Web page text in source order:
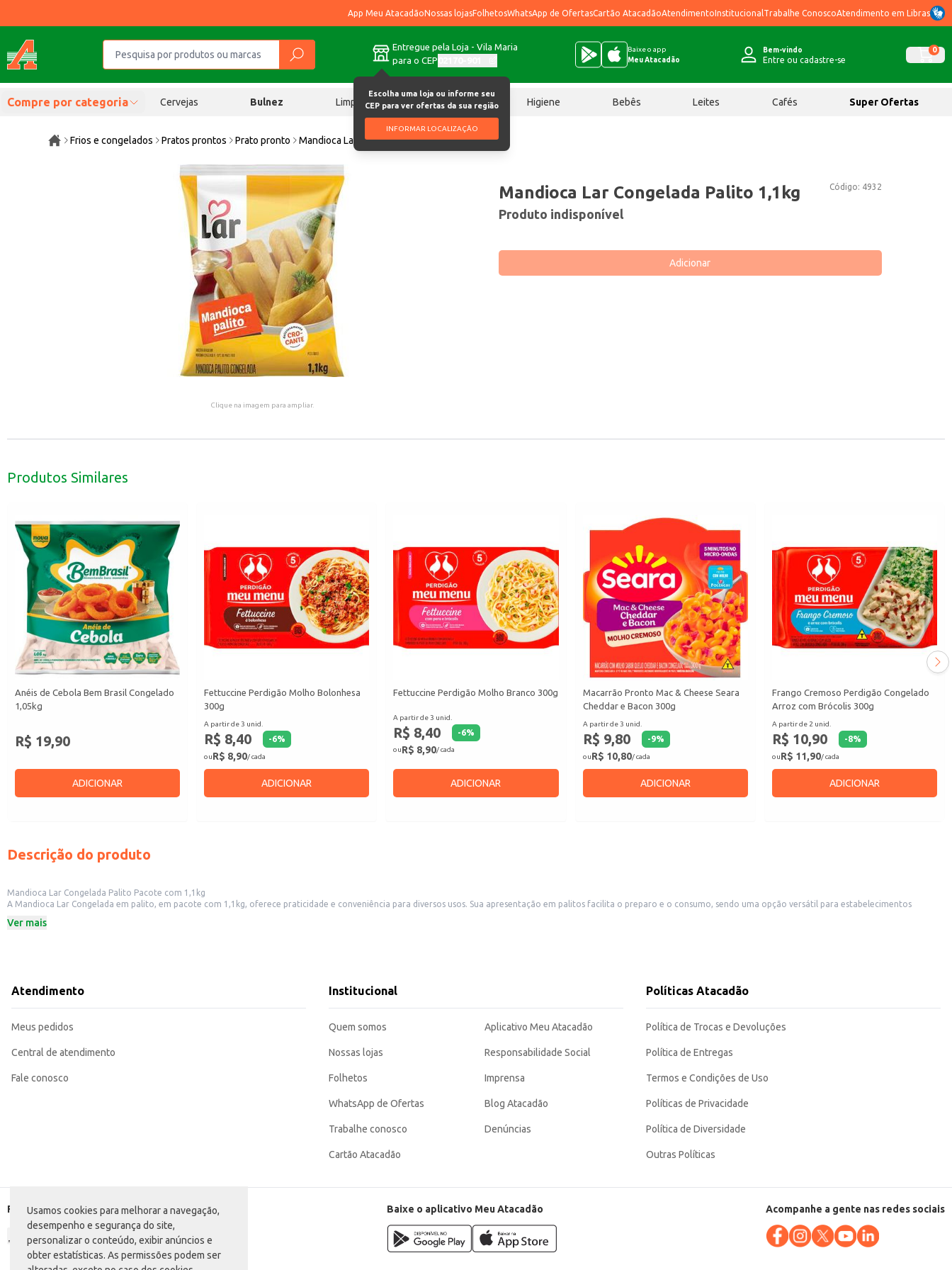
Usamos cookies para melhorar a navegação,
desempenho e segurança do site,
personalizar o conteúdo, exibir anúncios e
obter estatísticas. As permissões podem ser
App Meu AtacadãoNossas lojasFolhetosWhatsApp de OfertasCartão AtacadãoAtendimentoInstitucional Trabalhe ConoscoAtendimento em Libras
Entregue pela Loja - Vila Maria
para o CEP
Escolha uma loja ou informe seu
CEP para ver ofertas da sua região
INFORMAR LOCALIZAÇÃO
Baixe o app
Meu Atacadão
Bem-vindo
Entre ou cadastre-se
0
Compre por categoria Cervejas Bulnez Limpeza Chocolates Higiene Bebês Leites Cafés Super Ofertas
Frios e congelados Pratos prontos Prato pronto Mandioca Lar Congelada Palito 1,1kg
Clique na imagem para ampliar.
Código: 4932
Mandioca Lar Congelada Palito 1,1kg
Produto indisponível
Adicionar
Produtos Similares
Anéis de Cebola Bem Brasil Congelado
1,05kg
R$ 19,90
ADICIONAR
Fettuccine Perdigão Molho Bolonhesa
300g
A partir de 3 unid.
R$ 8,40 -6%
ouR$ 8,90/ cada
ADICIONAR
Fettuccine Perdigão Molho Branco 300g
A partir de 3 unid.
R$ 8,40 -6%
ouR$ 8,90/ cada
ADICIONAR
Macarrão Pronto Mac & Cheese Seara
Cheddar e Bacon 300g
A partir de 3 unid.
R$ 9,80 -9%
ouR$ 10,80/ cada
ADICIONAR
Frango Cremoso Perdigão Congelado
Arroz com Brócolis 300g
A partir de 2 unid.
R$ 10,90 -8%
ouR$ 11,90/ cada
ADICIONAR
Descrição do produto
Mandioca Lar Congelada Palito Pacote com 1,1kg
A Mandioca Lar Congelada em palito, em pacote com 1,1kg, oferece praticidade e conveniência para diversos usos. Sua apresentação em palitos facilita o preparo e o consumo, sendo uma opção versátil para estabelecimentos
Dicas de uso:
seja para revenda ou consumo próprio, oferecendo um produto eficiente e de fácil utilização.
Marca: Lar
Categoria: Prato pronto
EAN: 7896419724766
Ver mais
Atendimento
Meus pedidos
Central de atendimento
Fale conosco
Institucional
Quem somos
Nossas lojas
Folhetos
WhatsApp de Ofertas
Trabalhe conosco
Cartão Atacadão
Aplicativo Meu Atacadão
Responsabilidade Social
Imprensa
Blog Atacadão
Denúncias
Políticas Atacadão
Política de Trocas e Devoluções
Política de Entregas
Termos e Condições de Uso
Políticas de Privacidade
Política de Diversidade
Outras Políticas
Formas de pagamento Baixe o aplicativo Meu Atacadão Acompanhe a gente nas redes sociais